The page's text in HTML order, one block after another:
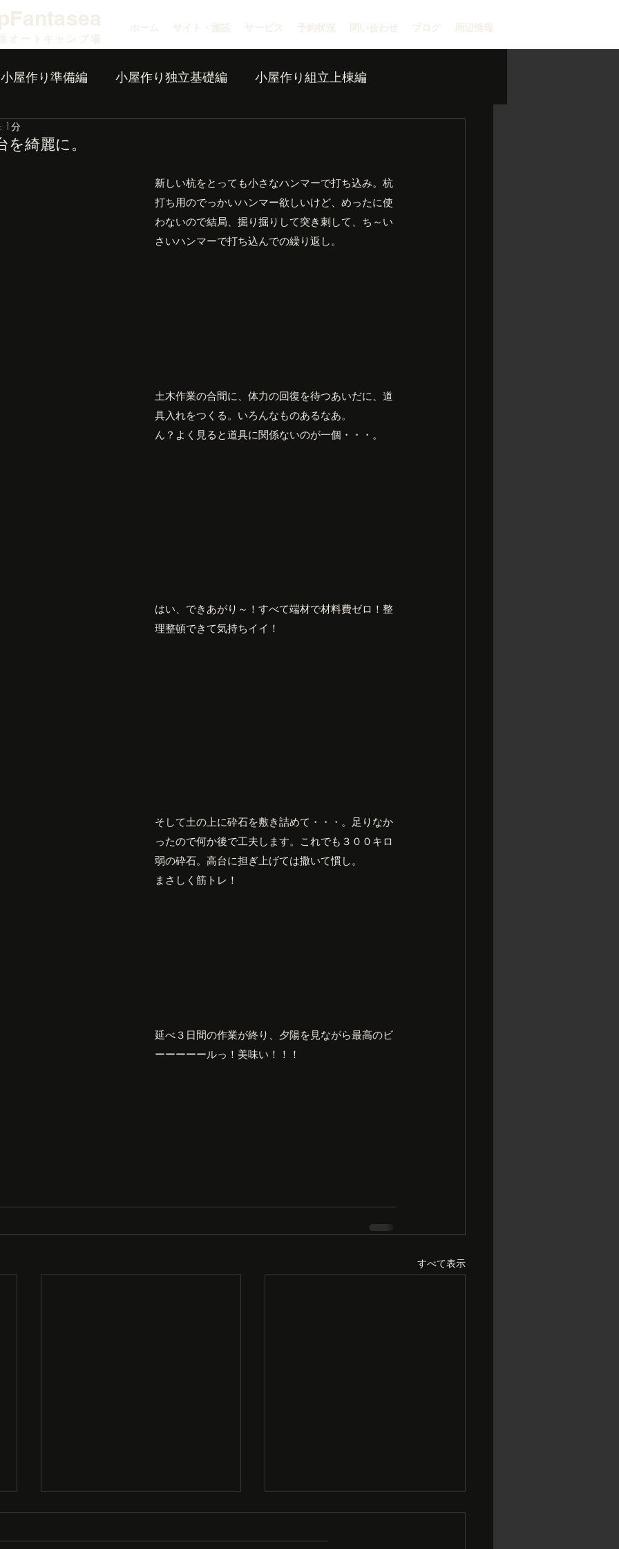
ホーム サイト・施設 サービス 予約状況 問い合わせ ブログ 周辺情報
オートキャンプ場
小屋作り準備編 小屋作り独立基礎編 小屋作り組立上棟編
綺麗に。
1分
新しい杭をとっても小さなハンマーで打ち込み。杭
打ち用のでっかいハンマー欲しいけど、めったに使
わないので結局、掘り掘りして突き刺して、ち～い
さいハンマーで打ち込んでの繰り返し。
土木作業の合間に、体力の回復を待つあいだに、道
具入れをつくる。いろんなものあるなあ。
ん？よく見ると道具に関係ないのが一個・・・。
はい、できあがり～！すべて端材で材料費ゼロ！整
理整頓できて気持ちイイ！
そして土の上に砕石を敷き詰めて・・・。足りなか
ったので何か後で工夫します。これでも３００キロ
弱の砕石。高台に担ぎ上げては撒いて慣し。
まさしく筋トレ！
延べ３日間の作業が終り、夕陽を見ながら最高のビ
ーーーーールっ！美味い！！！
すべて表示